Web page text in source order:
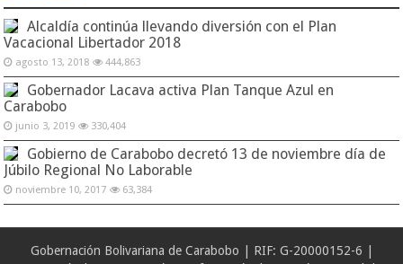
Alcaldía continúa llevando diversión con el Plan
Vacacional Libertador 2018
agosto 13, 2018 444,863
Gobernador Lacava activa Plan Tanque Azul en
Carabobo
junio 3, 2019 330,404
Gobierno de Carabobo decretó 13 de noviembre día de
Júbilo Regional No Laborable
noviembre 10, 2017 63,384
Gobernación Bolivariana de Carabobo | RIF: G-20000152-6 |